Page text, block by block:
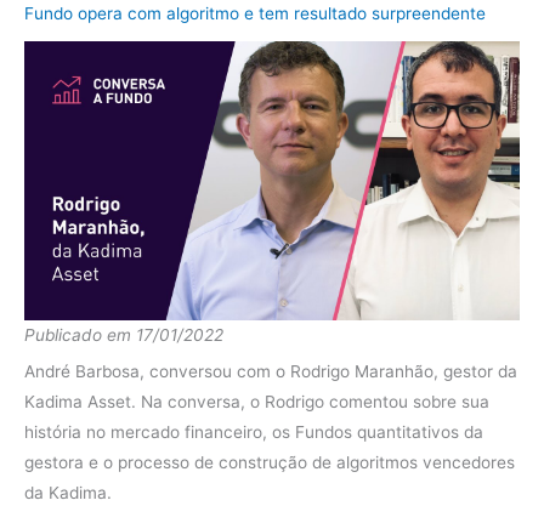
Fundo opera com algoritmo e tem resultado surpreendente
Publicado em 17/01/2022
André Barbosa, conversou com o Rodrigo Maranhão, gestor da
Kadima Asset. Na conversa, o Rodrigo comentou sobre sua
história no mercado financeiro, os Fundos quantitativos da
gestora e o processo de construção de algoritmos vencedores
da Kadima.